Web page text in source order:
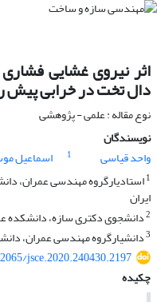
اثر نیروی غشایی
دال تخت در خرابی پیش
نوع مقاله : علمی - پژوهشی
نویسندگان
واحد قیاسی
1 اسماعیل
1استادیارگروه مهندسی عمران،
ایران
2دانشجوی دکتری سازه، دانشکده
3دانشیارگروه مهندسی عمران،
jsce.2020.240430.2197
چکیده